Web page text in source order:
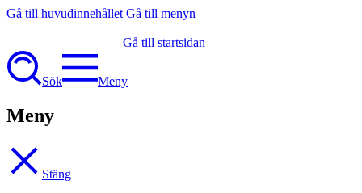
Gå till huvudinnehållet Gå till menyn
Gå till startsidan
Sök Meny
Meny
Stäng